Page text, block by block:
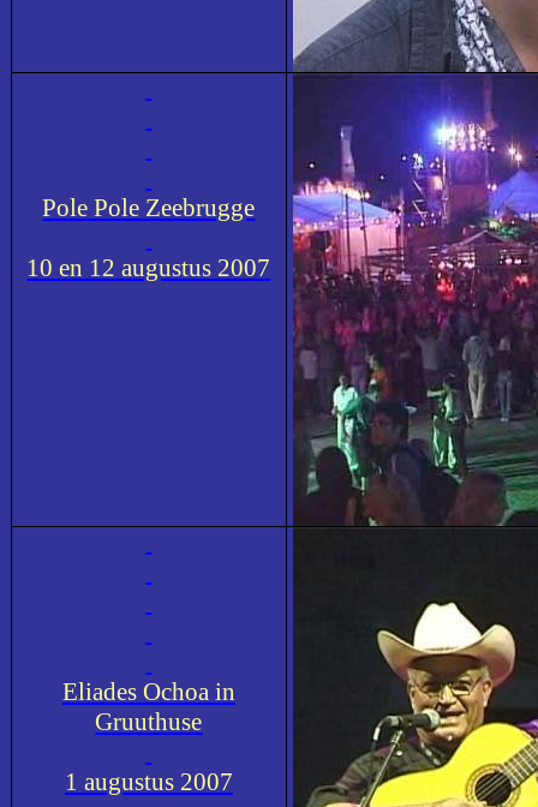
Pole Pole Zeebrugge
10 en 12 augustus 2007
Eliades Ochoa in
Gruuthuse
1 augustus 2007